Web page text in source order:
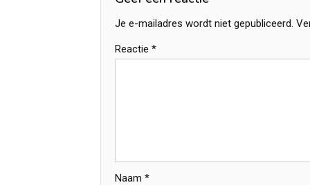
Je e-mailadres wordt niet gepubliceerd.
Reactie *
Naam *